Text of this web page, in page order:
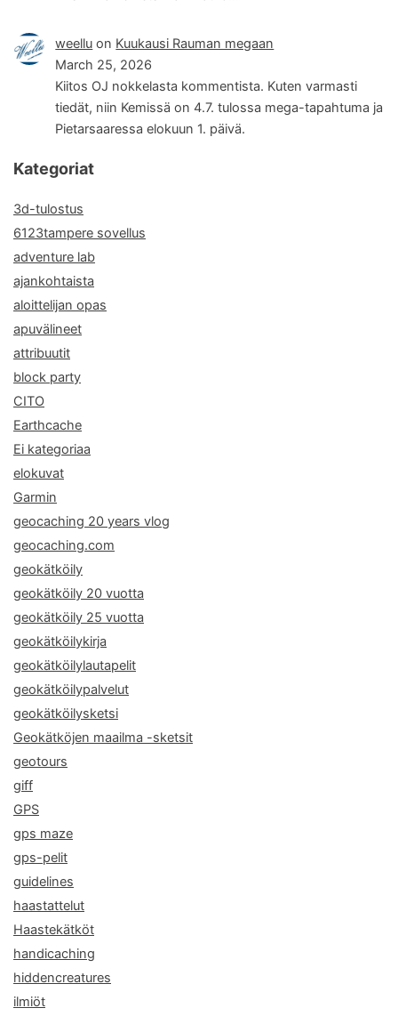
weellu on Kuukausi Rauman megaan
March 25, 2026
Kiitos OJ nokkelasta kommentista. Kuten varmasti
tiedät, niin Kemissä on 4.7. tulossa mega-tapahtuma ja
Pietarsaaressa elokuun 1. päivä.
Kategoriat
3d-tulostus
6123tampere sovellus
adventure lab
ajankohtaista
aloittelijan opas
apuvälineet
attribuutit
block party
CITO
Earthcache
Ei kategoriaa
elokuvat
Garmin
geocaching 20 years vlog
geocaching.com
geokätköily
geokätköily 20 vuotta
geokätköily 25 vuotta
geokätköilykirja
geokätköilylautapelit
geokätköilypalvelut
geokätköilysketsi
Geokätköjen maailma -sketsit
geotours
giff
GPS
gps maze
gps-pelit
guidelines
haastattelut
Haastekätköt
handicaching
hiddencreatures
ilmiöt